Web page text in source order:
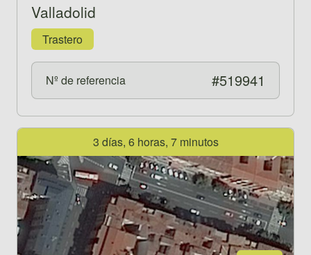
Valladolid
Trastero
Nº de referencia #519941
Ver propiedad 5214633 días, 6 horas, 7 minutos